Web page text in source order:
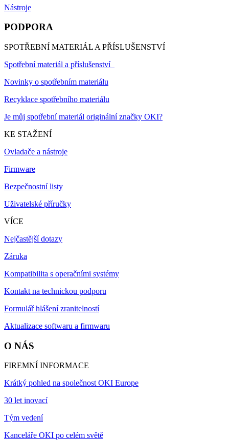
Nástroje
PODPORA
SPOTŘEBNÍ MATERIÁL A PŘÍSLUŠENSTVÍ
Spotřební materiál a příslušenství
Novinky o spotřebním materiálu
Recyklace spotřebního materiálu
Je můj spotřební materiál originální značky OKI?
KE STAŽENÍ
Ovladače a nástroje
Firmware
Bezpečnostní listy
Uživatelské příručky
VÍCE
Nejčastější dotazy
Záruka
Kompatibilita s operačními systémy
Kontakt na technickou podporu
Formulář hlášení zranitelností
Aktualizace softwaru a firmwaru
O NÁS
FIREMNÍ INFORMACE
Krátký pohled na společnost OKI Europe
30 let inovací
Tým vedení
Kanceláře OKI po celém světě